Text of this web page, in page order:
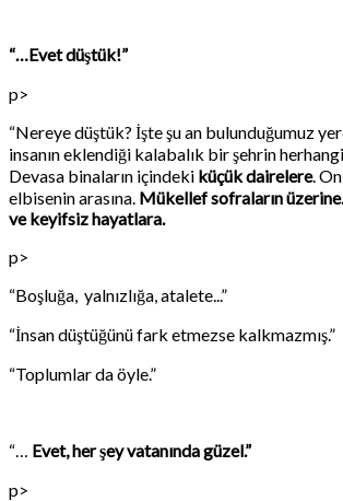
“…Evet düştük!”
p>
“Nereye düştük? İşte şu an bulunduğumuz
insanın eklendiği kalabalık bir şehrin
Devasa binaların içindeki küçük dairelere.
elbisenin arasına. Mükellef sofraların üzerine.
ve keyifsiz hayatlara.
p>
“Boşluğa, yalnızlığa, atalete...”
“İnsan düştüğünü fark etmezse kalkmazmış.”
“Toplumlar da öyle.”
“… Evet, her şey vatanında güzel.”
p>